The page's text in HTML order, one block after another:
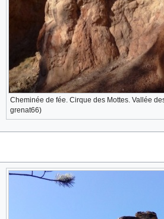
Cheminée de fée. Cirque des Mottes. Vallée
grenat66)